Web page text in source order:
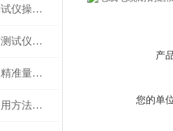
人工血管整体水渗漏性测试仪操作中最容易出错的步骤
人工血管反复穿刺后强度测试仪是什么？透析患者的“生命管“质量靠它把关！
注射针针尖刺穿力测试仪精准量化针尖锋利度，构筑临床安全防线
导尿管耐弯曲性测试仪使用方法与操作规范
产
您的单